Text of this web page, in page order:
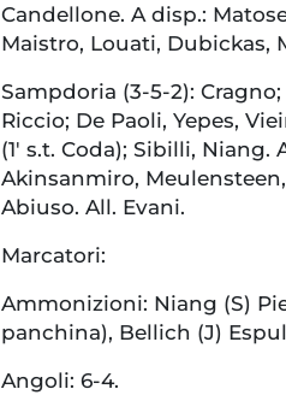
Candellone. A disp.:
Maistro, Louati, Dubickas,
Sampdoria (3-5-2): Cragno;
Riccio; De Paoli, Yepes,
(1′ s.t. Coda); Sibilli,
Akinsanmiro,
Abiuso. All. Evani.
Marcatori:
Ammonizioni: Niang (S)
panchina), Bellich (J)
Angoli: 6-4.